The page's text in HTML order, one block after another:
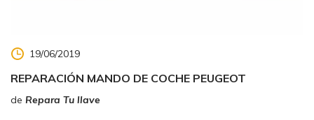
19/06/2019
REPARACIÓN MANDO DE COCHE PEUGEOT
de Repara Tu llave